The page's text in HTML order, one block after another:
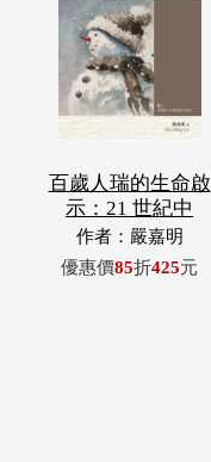
百歲人瑞的生命啟
示：21 世紀中
作者：嚴嘉明
優惠價85折425元